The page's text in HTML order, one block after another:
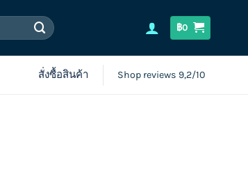
฿0
สั่งซื้อสินค้า Shop reviews 9,2/10